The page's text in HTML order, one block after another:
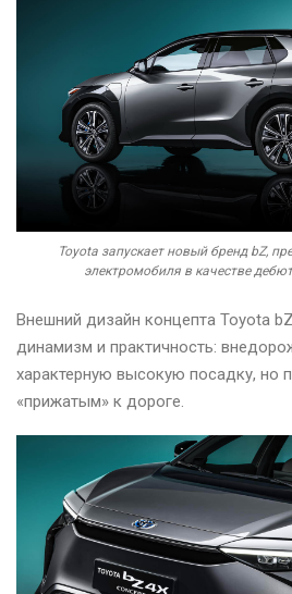
Toyota запускает новый бренд bZ,
электромобиля в качестве
Внешний дизайн концепта Toyota
динамизм и практичность:
характерную высокую посадку, но
«прижатым» к дороге.